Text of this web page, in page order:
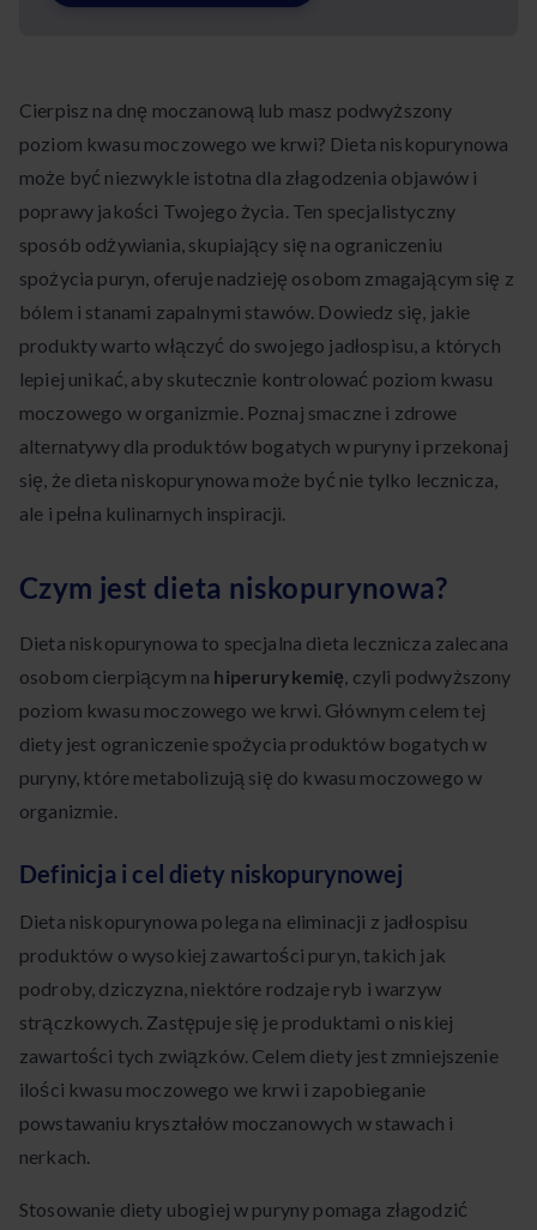
Cierpisz na dnę moczanową lub masz podwyższony
poziom kwasu moczowego we krwi? Dieta niskopurynowa
może być niezwykle istotna dla złagodzenia objawów i
poprawy jakości Twojego życia. Ten specjalistyczny
sposób odżywiania, skupiający się na ograniczeniu
spożycia puryn, oferuje nadzieję osobom zmagającym się z
bólem i stanami zapalnymi stawów. Dowiedz się, jakie
produkty warto włączyć do swojego jadłospisu, a których
lepiej unikać, aby skutecznie kontrolować poziom kwasu
moczowego w organizmie. Poznaj smaczne i zdrowe
alternatywy dla produktów bogatych w puryny i przekonaj
się, że dieta niskopurynowa może być nie tylko lecznicza,
ale i pełna kulinarnych inspiracji.
Czym jest dieta niskopurynowa?
Dieta niskopurynowa to specjalna dieta lecznicza zalecana
osobom cierpiącym na hiperurykemię, czyli podwyższony
poziom kwasu moczowego we krwi. Głównym celem tej
diety jest ograniczenie spożycia produktów bogatych w
puryny, które metabolizują się do kwasu moczowego w
organizmie.
Definicja i cel diety niskopurynowej
Dieta niskopurynowa polega na eliminacji z jadłospisu
produktów o wysokiej zawartości puryn, takich jak
podroby, dziczyzna, niektóre rodzaje ryb i warzyw
strączkowych. Zastępuje się je produktami o niskiej
zawartości tych związków. Celem diety jest zmniejszenie
ilości kwasu moczowego we krwi i zapobieganie
powstawaniu kryształów moczanowych w stawach i
nerkach.
Stosowanie diety ubogiej w puryny pomaga złagodzić